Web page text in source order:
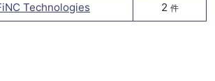
Technologies 2 件